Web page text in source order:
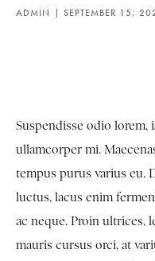
ADMIN SEPTEMBER 15,
Suspendisse odio lorem,
ullamcorper mi.
tempus purus varius eu.
luctus, lacus enim
ac neque. Proin ultrices,
mauris cursus orci, at